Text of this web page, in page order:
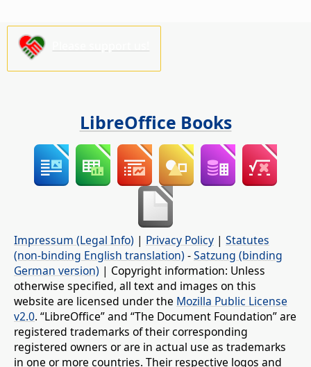
LibreOffice Books
Impressum (Legal Info) | Privacy Policy | Statutes
(non-binding English translation) -Satzung (binding
German version) | Copyright information: Unless
otherwise specified, all text and images on this
website are licensed under the Mozilla Public License
v2.0. “LibreOffice” and “The Document Foundation” are
registered trademarks of their corresponding
registered owners or are in actual use as trademarks
in one or more countries. Their respective logos and